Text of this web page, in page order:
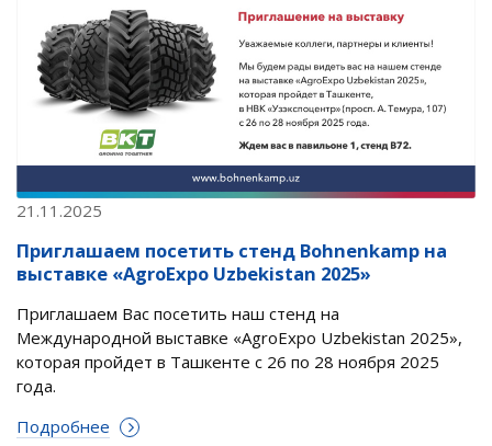
21.11.2025
Приглашаем посетить стенд Bohnenkamp на
выставке «AgroExpo Uzbekistan 2025»
Приглашаем Вас посетить наш стенд на
Международной выставке «AgroExpo Uzbekistan 2025»,
которая пройдет в Ташкенте с 26 по 28 ноября 2025
года.
Подробнее